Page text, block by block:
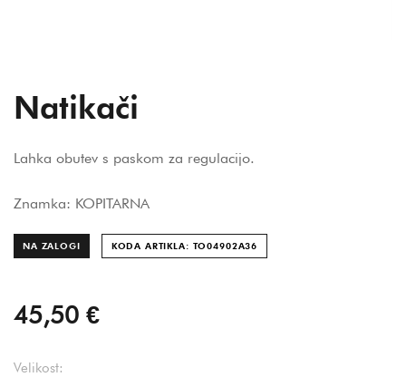
Natikači
Lahka obutev s paskom za regulacijo.
Znamka: KOPITARNA
NA ZALOGI KODA ARTIKLA: TO04902A36
45,50 €
Velikost: